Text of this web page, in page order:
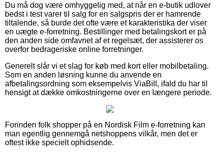
Du må dog være omhyggelig med, at når en e-butik udlover
bedst i test varer til salg for en salgspris der er hamrende
tiltalende, så burde det ofte være et karakteristika der viser
en uægte e-forretning. Bestillinger med betalingskort er på
den anden side omfavnet af et regelsæt, der assisterer os
overfor bedrageriske online forretninger.
Generelt slår vi et slag for køb med kort eller mobilbetaling.
Som en anden løsning kunne du anvende en
afbetalingsordning som eksempelvis ViaBill, ifald du har til
hensigt at dække omkostningerne over en længere periode.
Forinden folk shopper på en Nordisk Film e-forretning kan
man egentlig gennemgå netshoppens vilkår, men det er
oftest ikke specielt ophidsende.